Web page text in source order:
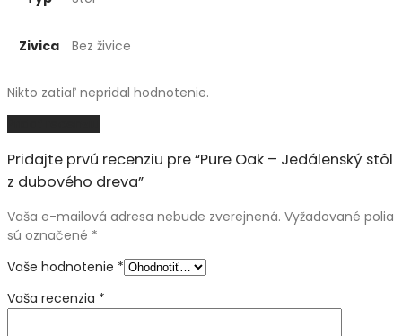
Zivica Bez živice
Nikto zatiaľ nepridal hodnotenie.
Pridajte prvú recenziu pre “Pure Oak – Jedálenský stôl
z dubového dreva”
Vaša e-mailová adresa nebude zverejnená. Vyžadované polia
sú označené *
Vaše hodnotenie *
Vaša recenzia *